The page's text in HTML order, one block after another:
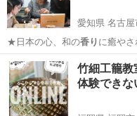
愛知県 名古屋
★日本の心、和の香り に癒や
力と知恵を深く学… らしに調
愛知 名古屋市 アロマ
竹細工籠
体験でき